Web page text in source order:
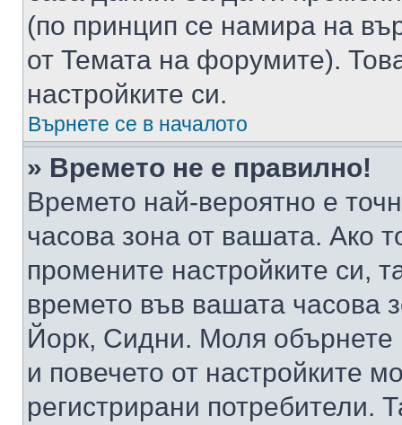
(по принцип се намира на
от Темата на форумите).
настройките си.
Върнете се в началото
» Времето не е правилно!
Времето най-вероятно е
часова зона от вашата. Ако
промените настройките си,
времето във вашата
Йорк, Сидни. Моля обърнете
и повечето от настройките
регистрирани потребители.